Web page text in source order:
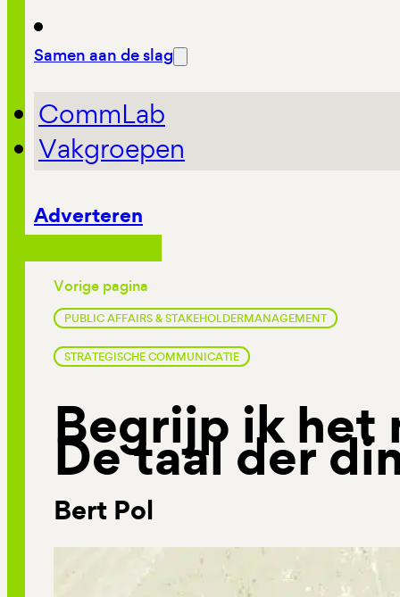
Samen aan de slag
CommLab
Vakgroepen
Adverteren
Vorige pagina
PUBLIC AFFAIRS & STAKEHOLDERMANAGEMENT
STRATEGISCHE COMMUNICATIE
Begrijp ik het
De taal der
Bert Pol